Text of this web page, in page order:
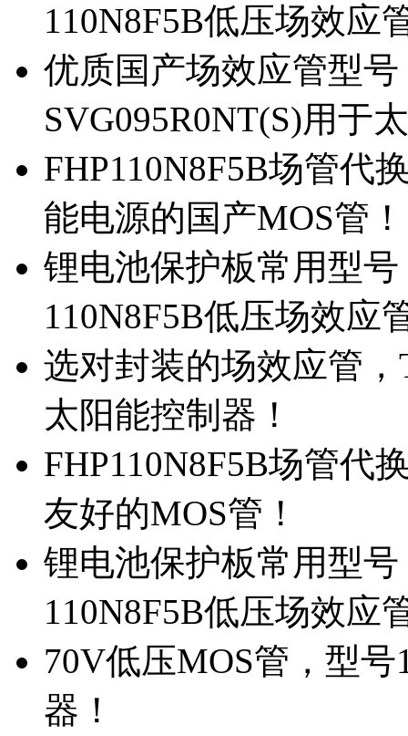
110N8F5B低压场效应
优质国产场效应管型
SVG095R0NT(S)用于
FHP110N8F5B场管代
能电源的国产MOS管！
锂电池保护板常用型
110N8F5B低压场效应
选对封装的场效应管
太阳能控制器！
FHP110N8F5B场管代
友好的MOS管！
锂电池保护板常用型
110N8F5B低压场效应
70V低压MOS管，型
器！